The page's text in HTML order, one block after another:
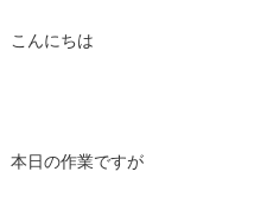
こんにちは
本日の作業ですが